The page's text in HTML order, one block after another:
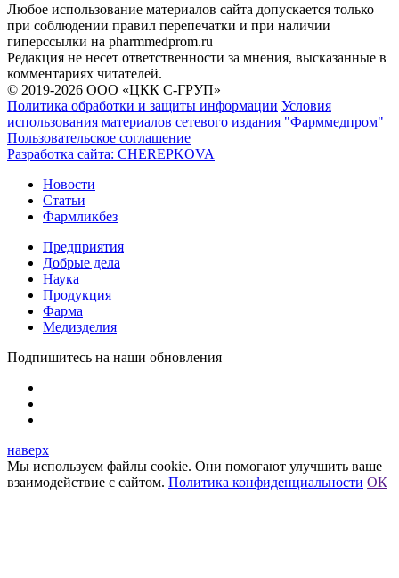
Любое использование материалов сайта допускается только
при соблюдении правил перепечатки и при наличии
гиперссылки на pharmmedprom.ru
Редакция не несет ответственности за мнения, высказанные в
комментариях читателей.
© 2019-2026 ООО «ЦКК С-ГРУП»
Политика обработки и защиты информации Условия
использования материалов сетевого издания "Фарммедпром"
Пользовательское соглашение
Разработка сайта: CHEREPKOVA
Новости
Статьи
Фармликбез
Предприятия
Добрые дела
Наука
Продукция
Фарма
Медизделия
Подпишитесь на наши обновления
наверх
Мы используем файлы cookie. Они помогают улучшить ваше
взаимодействие с сайтом. Политика конфиденциальности ОК